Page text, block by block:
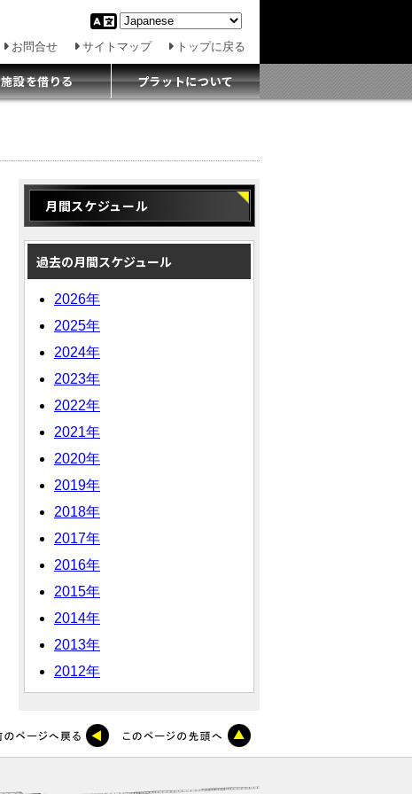
お問合せ サイトマップ トップに戻る
施設を借りる プラットについて
月間スケジュール
過去の月間スケジュール
2026年
2025年
2024年
2023年
2022年
2021年
2020年
2019年
2018年
2017年
2016年
2015年
2014年
2013年
2012年